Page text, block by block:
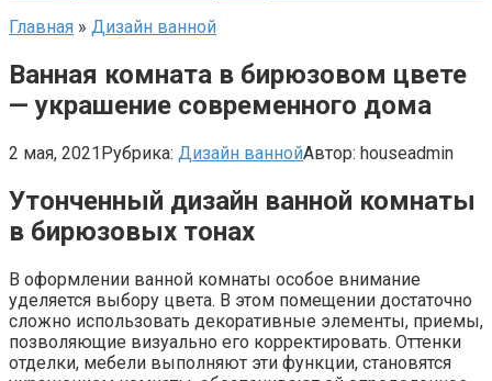
Главная » Дизайн ванной
Ванная комната в бирюзовом цвете
— украшение современного дома
2 мая, 2021Рубрика: Дизайн ваннойАвтор: houseadmin
Утонченный дизайн ванной комнаты
в бирюзовых тонах
В оформлении ванной комнаты особое внимание
уделяется выбору цвета. В этом помещении достаточно
сложно использовать декоративные элементы, приемы,
позволяющие визуально его корректировать. Оттенки
отделки, мебели выполняют эти функции, становятся